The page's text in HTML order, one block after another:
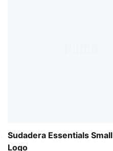
Sudadera Essentials Small
Logo